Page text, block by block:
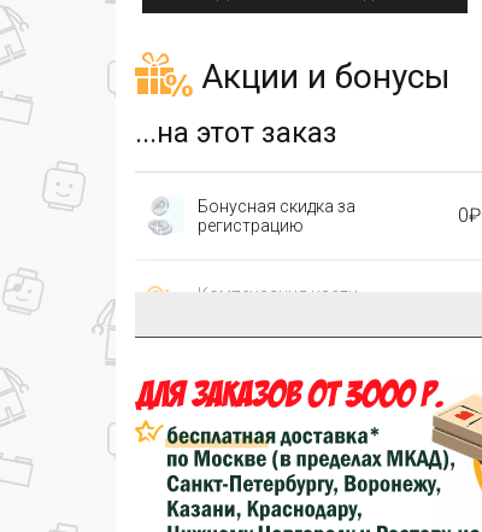
Акции и бонусы
...на этот заказ
Бонусная скидка за
регистрацию
0₽
Компенсация части
...на следующий заказ
Золотая скидка
персональная
10%